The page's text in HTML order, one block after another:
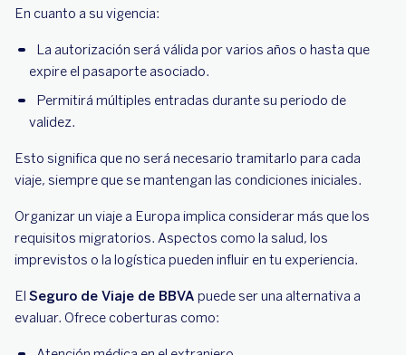
En cuanto a su vigencia:
La autorización será válida por varios años o hasta que
expire el pasaporte asociado.
Permitirá múltiples entradas durante su periodo de
validez.
Esto significa que no será necesario tramitarlo para cada
viaje, siempre que se mantengan las condiciones iniciales.
Organizar un viaje a Europa implica considerar más que los
requisitos migratorios. Aspectos como la salud, los
imprevistos o la logística pueden influir en tu experiencia.
El Seguro de Viaje de BBVA puede ser una alternativa a
evaluar. Ofrece coberturas como: